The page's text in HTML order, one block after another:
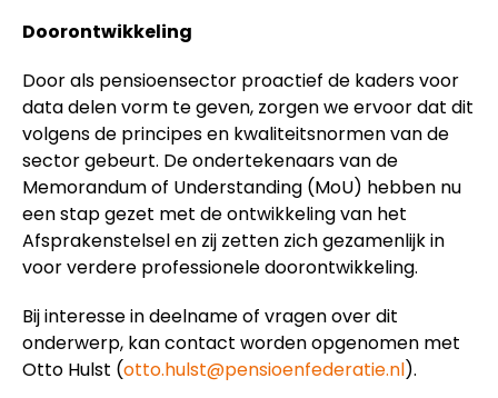
Doorontwikkeling
Door als pensioensector proactief de kaders voor
data delen vorm te geven, zorgen we ervoor dat dit
volgens de principes en kwaliteitsnormen van de
sector gebeurt. De ondertekenaars van de
Memorandum of Understanding (MoU) hebben nu
een stap gezet met de ontwikkeling van het
Afsprakenstelsel en zij zetten zich gezamenlijk in
voor verdere professionele doorontwikkeling.
Bij interesse in deelname of vragen over dit
onderwerp, kan contact worden opgenomen met
Otto Hulst (otto.hulst@pensioenfederatie.nl).